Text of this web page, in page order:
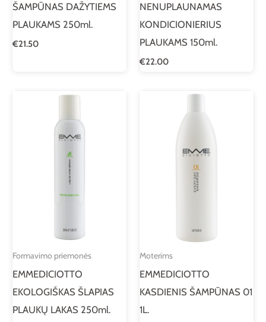
ŠAMPŪNAS DAŽYTIEMS
PLAUKAMS 250ml.
€21.50
NENUPLAUNAMAS
KONDICIONIERIUS
PLAUKAMS 150ml.
€22.00
Formavimo priemonės
EMMEDICIOTTO
EKOLOGIŠKAS ŠLAPIAS
PLAUKŲ LAKAS 250ml.
Moterims
EMMEDICIOTTO
KASDIENIS ŠAMPŪNAS 01
1L.